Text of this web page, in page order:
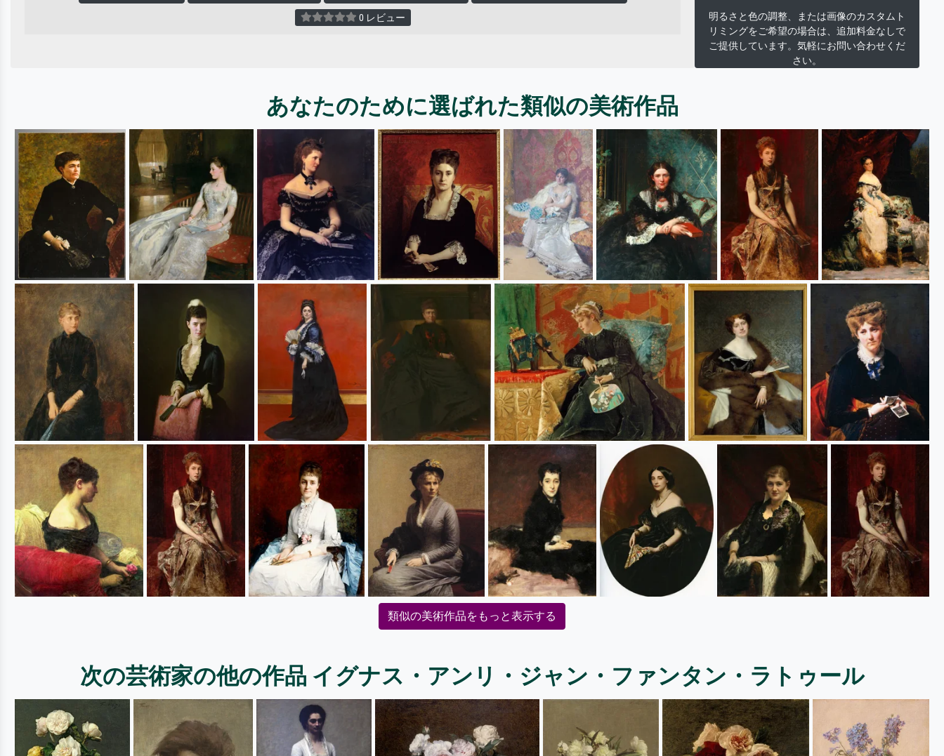
0 レビュー
明るさと色の調整、または画像のカスタムト
リミングをご希望の場合は、追加料金なしで
ご提供しています。気軽にお問い合わせくだ
さい。
あなたのために選ばれた類似の美術作品
類似の美術作品をもっと表示する
次の芸術家の他の作品 イグナス・アンリ・ジャン・ファンタン・ラトゥール